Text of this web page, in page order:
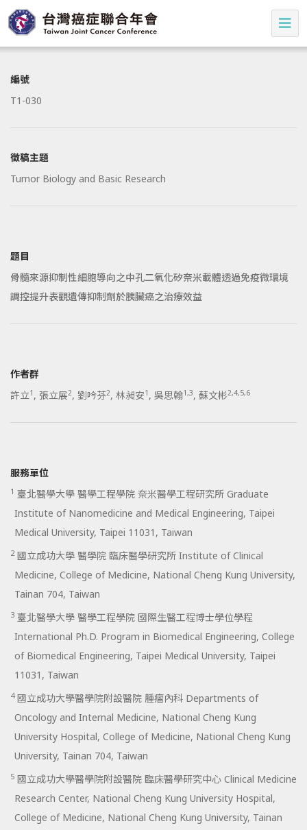
編號
T1-030
徵稿主題
Tumor Biology and Basic Research
題目
骨髓來源抑制性細胞導向之中孔二氧化矽奈米載體透過免疫微環境
調控提升表觀遺傳抑制劑於胰臟癌之治療效益
作者群
許立1 , 張立展2, 劉吟芬2, 林昶安1 , 吳思翰1,3, 蘇文彬2,4,5,6
服務單位
1 臺北醫學大學 醫學工程學院 奈米醫學工程研究所 Graduate
Institute of Nanomedicine and Medical Engineering, Taipei
Medical University, Taipei 11031, Taiwan
2國立成功大學 醫學院 臨床醫學研究所 Institute of Clinical
Medicine, College of Medicine, National Cheng Kung University,
Tainan 704, Taiwan
3 臺北醫學大學 醫學工程學院 國際生醫工程博士學位學程
International Ph.D. Program in Biomedical Engineering, College
of Biomedical Engineering, Taipei Medical University, Taipei
11031, Taiwan
4國立成功大學醫學院附設醫院 腫瘤內科 Departments of
Oncology and Internal Medicine, National Cheng Kung
University Hospital, College of Medicine, National Cheng Kung
University, Tainan 704, Taiwan
5 國立成功大學醫學院附設醫院 臨床醫學研究中心 Clinical Medicine
Research Center, National Cheng Kung University Hospital,
College of Medicine, National Cheng Kung University, Tainan